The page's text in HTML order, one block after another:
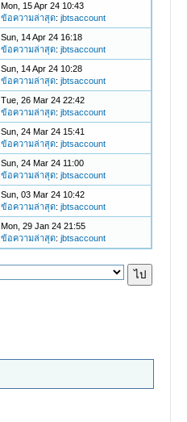
Mon, 15 Apr 24 10:43
ข้อความล่าสุด:jbtsaccount
Sun, 14 Apr 24 16:18
ข้อความล่าสุด:jbtsaccount
Sun, 14 Apr 24 10:28
ข้อความล่าสุด:jbtsaccount
Tue, 26 Mar 24 22:42
ข้อความล่าสุด:jbtsaccount
Sun, 24 Mar 24 15:41
ข้อความล่าสุด:jbtsaccount
Sun, 24 Mar 24 11:00
ข้อความล่าสุด:jbtsaccount
Sun, 03 Mar 24 10:42
ข้อความล่าสุด:jbtsaccount
Mon, 29 Jan 24 21:55
ข้อความล่าสุด:jbtsaccount